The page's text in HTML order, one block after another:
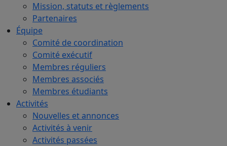
Mission, statuts et règlements
Partenaires
Équipe
Comité de coordination
Comité exécutif
Membres réguliers
Membres associés
Membres étudiants
Activités
Nouvelles et annonces
Activités à venir
Activités passées